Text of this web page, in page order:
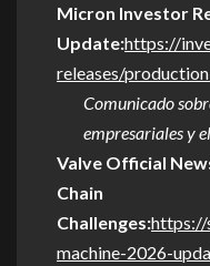
Micron Investor
Update:https://
releases/
Comunicado
empresariales y
Valve Official
Chain
Challenges:https://
machine-2026-